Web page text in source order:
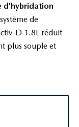
d’hybridation
de
D 1.8L réduit
plus souple et